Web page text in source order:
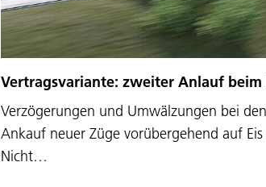
Vertragsvariante: zweiter Anlauf
Verzögerungen und Umwälzungen bei
Ankauf neuer Züge vorübergehend auf
Nicht…